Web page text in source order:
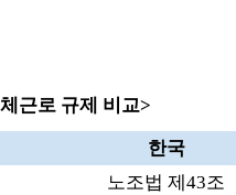
근로 규제 비교>
한국
노조법 제43조